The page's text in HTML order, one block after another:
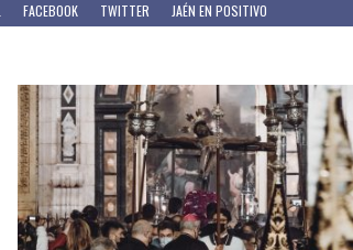
FACEBOOK TWITTER JAÉN EN POSITIVO